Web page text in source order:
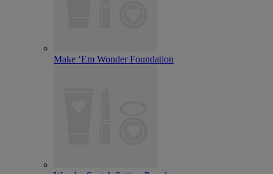
Make ‘Em Wonder Foundation